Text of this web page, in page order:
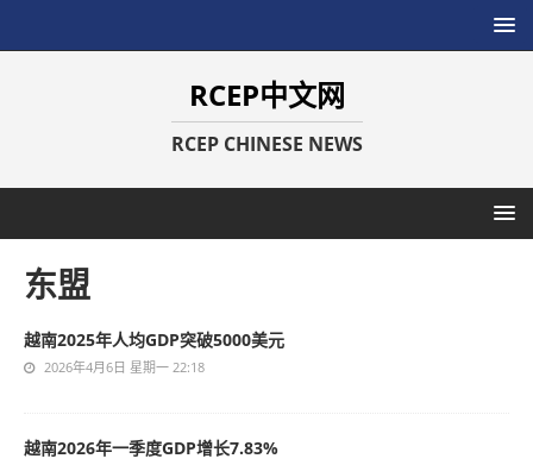
RCEP中文网
RCEP CHINESE NEWS
东盟
越南2025年人均GDP突破5000美元
2026年4月6日 星期一 22:18
越南2026年一季度GDP增长7.83%